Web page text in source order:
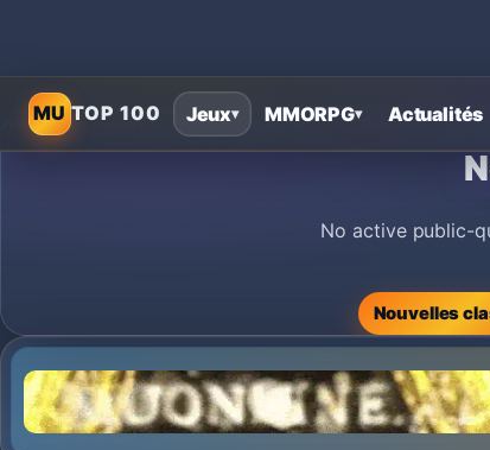
MUTOP 100 Jeux▾ MMORPG▾ Actualités
Home›MU Online Private Servers›No MU Online servers
No active public-
Nouvelles